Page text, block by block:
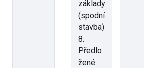
základy
(spodní
stavba)
8.
Předlo
žené